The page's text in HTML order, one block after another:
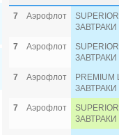
7 Аэрофлот
ЗАВТРАКИ
7 Аэрофлот
ЗАВТРАКИ
7 Аэрофлот
PREMIUM
ЗАВТРАКИ
7 Аэрофлот